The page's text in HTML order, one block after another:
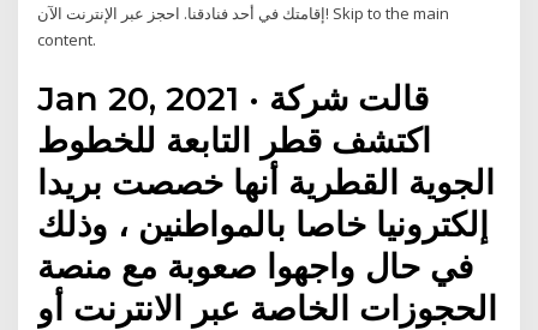
إقامتك في أحد فنادقنا. احجز عبر الإنترنت الآن! Skip to the main
content.
Jan 20, 2021 · قالت شركة
اكتشف قطر التابعة للخطوط
الجوية القطرية أنها خصصت بريدا
إلكترونيا خاصا بالمواطنين ، وذلك
في حال واجهوا صعوبة مع منصة
الحجوزات الخاصة عبر الانترنت أو